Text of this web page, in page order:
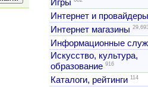
Игры
Интернет и провайдеры
Интернет магазины
Информационные
Искусство, культура,
образование 916
Каталоги, рейтинги 114